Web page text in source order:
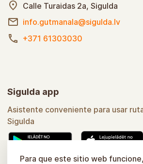
Calle Turaidas 2a, Sigulda
info.gutmanala@sigulda.lv
+371 61303030
Sigulda app
Asistente conveniente para usar
Sigulda
Para que este sitio web